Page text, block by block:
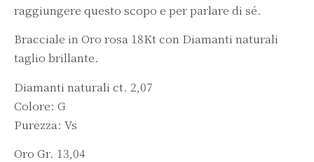
raggiungere questo scopo e per parlare di sé.
Bracciale in Oro rosa 18Kt con Diamanti naturali
taglio brillante.
Diamanti naturali ct. 2,07
Colore: G
Purezza: Vs
Oro Gr. 13,04